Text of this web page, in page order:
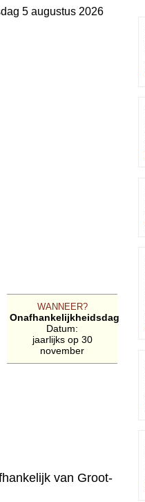
5 augustus 2026
WANNEER?
Onafhankelijkheidsdag
Datum:
jaarlijks op 30
november
van Groot-